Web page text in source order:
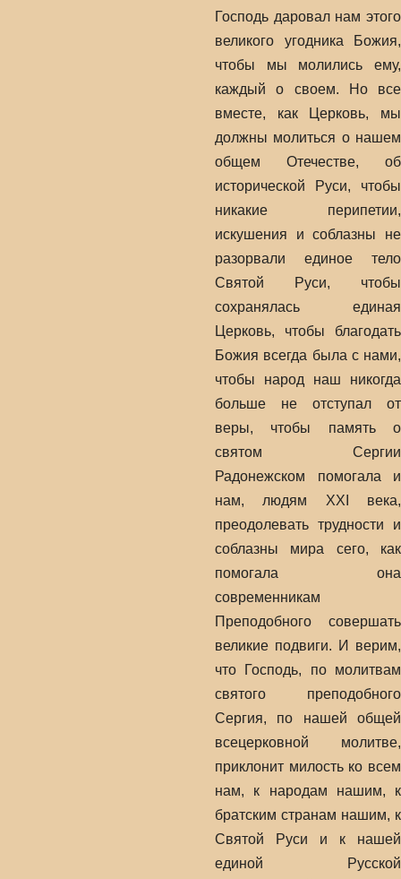
Господь даровал нам этого
великого угодника Божия,
чтобы мы молились ему,
каждый о своем. Но все
вместе, как Церковь, мы
должны молиться о нашем
общем Отечестве, об
исторической Руси, чтобы
никакие перипетии,
искушения и соблазны не
разорвали единое тело
Святой Руси, чтобы
сохранялась единая
Церковь, чтобы благодать
Божия всегда была с нами,
чтобы народ наш никогда
больше не отступал от
веры, чтобы память о
святом Сергии
Радонежском помогала и
нам, людям XXI века,
преодолевать трудности и
соблазны мира сего, как
помогала она
современникам
Преподобного совершать
великие подвиги. И верим,
что Господь, по молитвам
святого преподобного
Сергия, по нашей общей
всецерковной молитве,
приклонит милость ко всем
нам, к народам нашим, к
братским странам нашим, к
Святой Руси и к нашей
единой Русской